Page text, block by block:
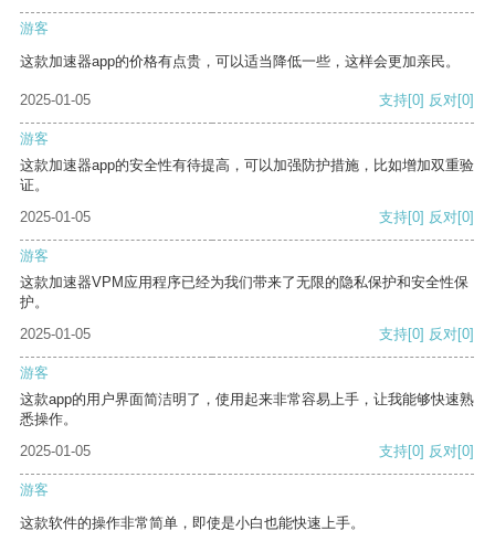
游客
这款加速器app的价格有点贵，可以适当降低一些，这样会更加亲民。
2025-01-05 支持[0] 反对[0]
游客
这款加速器app的安全性有待提高，可以加强防护措施，比如增加双重验
证。
2025-01-05
支持[0] 反对[0]
游客
这款加速器VPM应用程序已经为我们带来了无限的隐私保护和安全性保
护。
2025-01-05
支持[0] 反对[0]
游客
这款app的用户界面简洁明了，使用起来非常容易上手，让我能够快速熟
悉操作。
2025-01-05
支持[0] 反对[0]
游客
这款软件的操作非常简单，即使是小白也能快速上手。